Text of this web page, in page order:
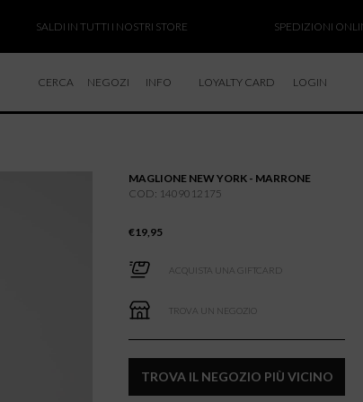
SALDI IN TUTTI I NOSTRI STORE SPEDIZIONI ONLINE
CERCA NEGOZI INFO
RESI E RIMBORSI
LOYALTY CARD LOGIN
MAGLIONE NEW YORK - MARRONE
COD: 1409012175
€19,95
ACQUISTA UNA GIFTCARD
TROVA UN NEGOZIO
TROVA IL NEGOZIO PIÙ VICINO